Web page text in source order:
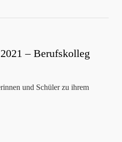
– Berufskolleg
und Schüler zu ihrem